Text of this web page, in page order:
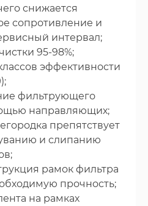
снижается
сопротивление и
интервал;
95-98%;
эффективности
фильтрующего
направляющих;
препятствует
и слипанию
рамок фильтра
прочность;
на рамках